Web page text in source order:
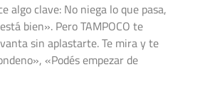
algo clave: No niega lo que pasa,
bien». Pero TAMPOCO te
sin aplastarte. Te mira y te
«Podés empezar de